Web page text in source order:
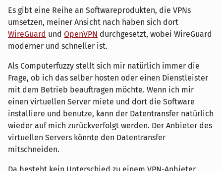
Es gibt eine Reihe an Softwareprodukten, die VPNs
umsetzen, meiner Ansicht nach haben sich dort
WireGuard und OpenVPN durchgesetzt, wobei WireGuard
moderner und schneller ist.
Als Computerfuzzy stellt sich mir natürlich immer die
Frage, ob ich das selber hosten oder einen Dienstleister
mit dem Betrieb beauftragen möchte. Wenn ich mir
einen virtuellen Server miete und dort die Software
installiere und benutze, kann der Datentransfer natürlich
wieder auf mich zurückverfolgt werden. Der Anbieter des
virtuellen Servers könnte den Datentransfer
mitschneiden.